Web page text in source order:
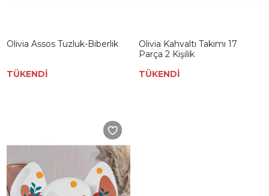
Olivia Assos Tuzluk-Biberlik
TÜKENDİ
Olivia Kahvaltı Takımı 17
Parça 2 Kişilik
TÜKENDİ